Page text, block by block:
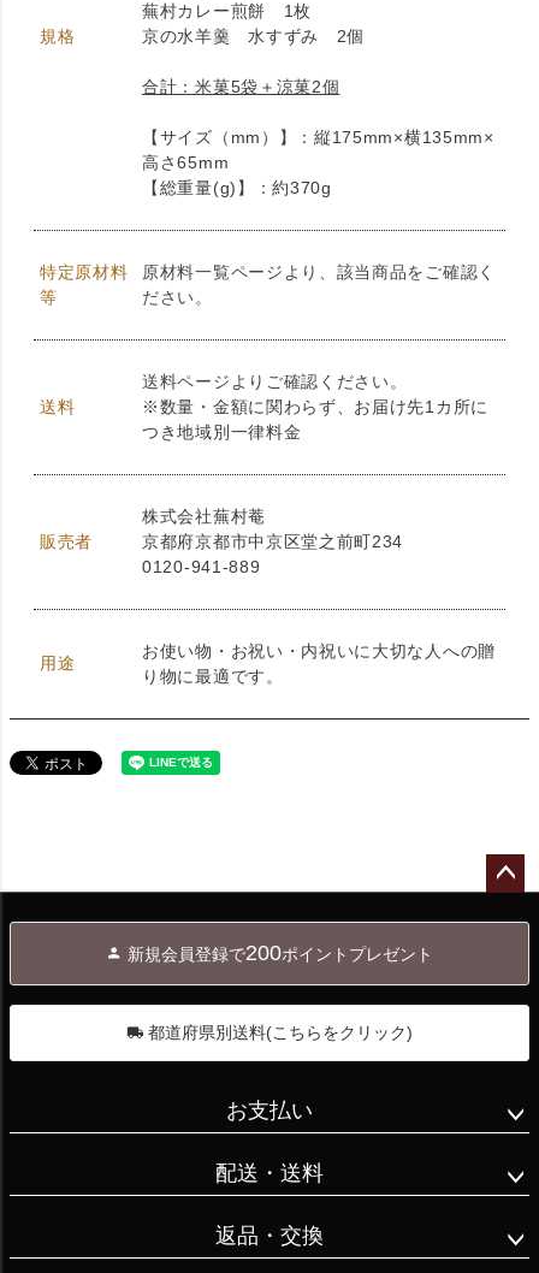
規格
蕪村カレー煎餅 1枚
京の水羊羹 水すずみ 2個
合計：米菓5袋＋涼菓2個
【サイズ（mm）】：縦175mm×横135mm×
高さ65mm
【総重量(g)】：約370g
特定原材料
等
原材料一覧ページより、該当商品をご確認く
ださい。
送料
送料ページよりご確認ください。
※数量・金額に関わらず、お届け先1カ所に
つき地域別一律料金
販売者
株式会社蕪村菴
京都府京都市中京区堂之前町234
0120-941-889
用途
お使い物・お祝い・内祝いに大切な人への贈
り物に最適です。
へ
新規会員登録で200ポイントプレゼント
都道府県別送料(こちらをクリック)
お支払い
配送・送料
返品・交換